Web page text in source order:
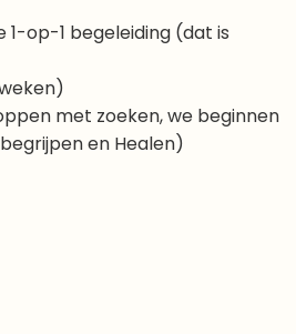
1-op-1 begeleiding (dat is
met zoeken, we beginnen
en Healen)